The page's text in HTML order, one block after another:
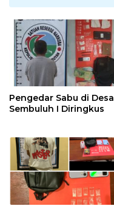
Pengedar Sabu di Desa
Sembuluh I Diringkus